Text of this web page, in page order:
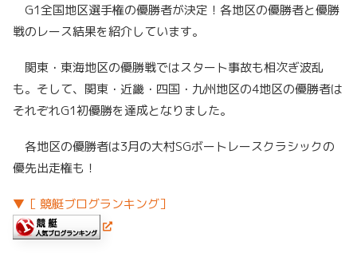
G1全国地区選手権の優勝者が決定！各地区の優勝者と優勝
戦のレース結果を紹介しています。
関東・東海地区の優勝戦ではスタート事故も相次ぎ波乱
も。そして、関東・近畿・四国・九州地区の4地区の優勝者は
それぞれG1初優勝を達成となりました。
各地区の優勝者は3月の大村SGボートレースクラシックの
優先出走権も！
▼［ 競艇ブログランキング］